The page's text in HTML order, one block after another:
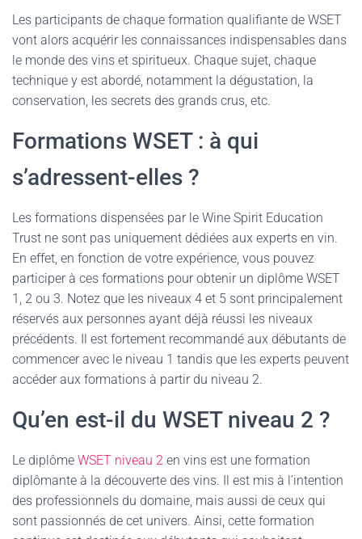
Les participants de chaque formation qualifiante de WSET
vont alors acquérir les connaissances indispensables dans
le monde des vins et spiritueux. Chaque sujet, chaque
technique y est abordé, notamment la dégustation, la
conservation, les secrets des grands crus, etc.
Formations WSET : à qui
s’adressent-elles ?
Les formations dispensées par le Wine Spirit Education
Trust ne sont pas uniquement dédiées aux experts en vin.
En effet, en fonction de votre expérience, vous pouvez
participer à ces formations pour obtenir un diplôme WSET
1, 2 ou 3. Notez que les niveaux 4 et 5 sont principalement
réservés aux personnes ayant déjà réussi les niveaux
précédents. Il est fortement recommandé aux débutants de
commencer avec le niveau 1 tandis que les experts peuvent
accéder aux formations à partir du niveau 2.
Qu’en est-il du WSET niveau 2 ?
Le diplôme WSET niveau 2 en vins est une formation
diplômante à la découverte des vins. Il est mis à l’intention
des professionnels du domaine, mais aussi de ceux qui
sont passionnés de cet univers. Ainsi, cette formation